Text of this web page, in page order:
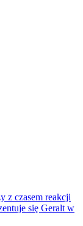
z czasem reakcji
się Geralt w